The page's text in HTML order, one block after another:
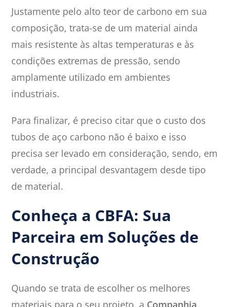
Justamente pelo alto teor de carbono em sua
composição, trata-se de um material ainda
mais resistente às altas temperaturas e às
condições extremas de pressão, sendo
amplamente utilizado em ambientes
industriais.
Para finalizar, é preciso citar que o custo dos
tubos de aço carbono não é baixo e isso
precisa ser levado em consideração, sendo, em
verdade, a principal desvantagem desde tipo
de material.
Conheça a CBFA: Sua
Parceira em Soluções de
Construção
Quando se trata de escolher os melhores
materiais para o seu projeto, a Companhia